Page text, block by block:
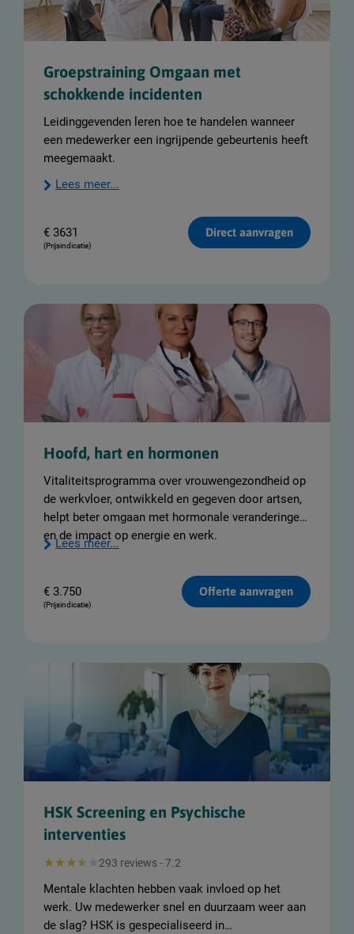
Groepstraining Omgaan met
schokkende incidenten
Leidinggevenden leren hoe te handelen wanneer
een medewerker een ingrijpende gebeurtenis heeft
meegemaakt.
Lees meer...
€ 3631
(Prijsindicatie)
Direct aanvragen
Hoofd, hart en hormonen
Vitaliteitsprogramma over vrouwengezondheid op
de werkvloer, ontwikkeld en gegeven door artsen,
helpt beter omgaan met hormonale veranderingen
en de impact op energie en werk.
Lees meer...
€ 3.750
(Prijsindicatie)
Offerte aanvragen
HSK Screening en Psychische
interventies
293 reviews - 7.2
Mentale klachten hebben vaak invloed op het
werk. Uw medewerker snel en duurzaam weer aan
de slag? HSK is gespecialiseerd in